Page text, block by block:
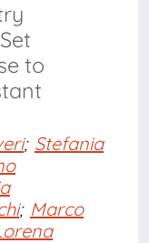
to
; Stefania
; Marco